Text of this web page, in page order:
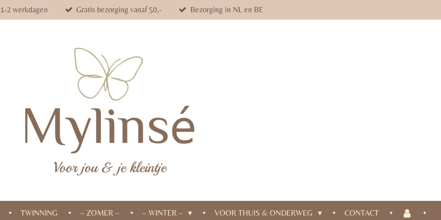
2 werkdagen Gratis bezorging vanaf 50,- Bezorging in NL en BE
TWINNING ~ ZOMER ~ ~ WINTER ~ VOOR THUIS & ONDERWEG CONTACT